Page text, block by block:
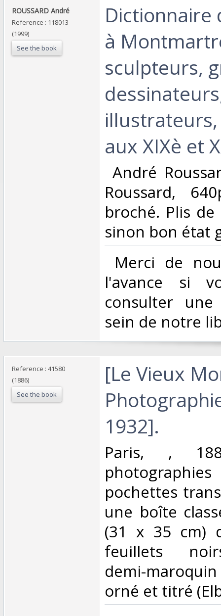
‎ROUSSARD André‎
Reference : 118013
(1999)
See the book
‎Dictionnaire
à
sculpteurs,
aux XIXè et
André
Roussard,
broché. Plis
sinon bon état
Merci de
l'avance si
consulter
sein de notre
Reference : 41580
(1886)
See the book
‎[Le Vieux
1932].‎
‎Paris, ,
pochettes
une boîte
(31 x 35 cm)
feuillets
demi-
orné et titré